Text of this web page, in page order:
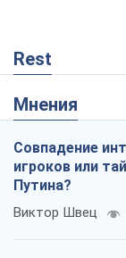
Rest
Мнения
Совпадение
игроков или
Путина?
Виктор Швец